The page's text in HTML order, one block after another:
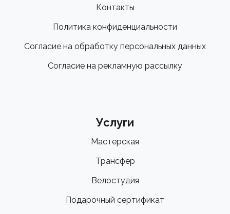
Контакты
Политика конфиденциальности
Согласие на обработку персональных данных
Согласие на рекламную рассылку
Услуги
Мастерская
Трансфер
Велостудия
Подарочный сертификат